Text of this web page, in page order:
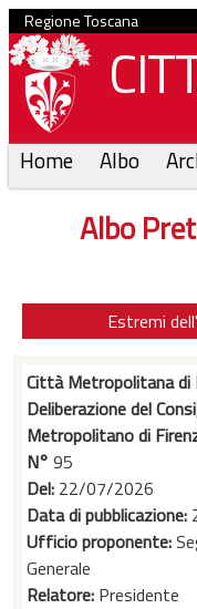
Regione Toscana
Home Albo
Albo
Estremi
Città Metropolitana di
Deliberazione del
Metropolitano di
N° 95
Del: 22/07/2026
Data di pubblicazione:
Ufficio proponente:
Generale
Relatore: Presidente